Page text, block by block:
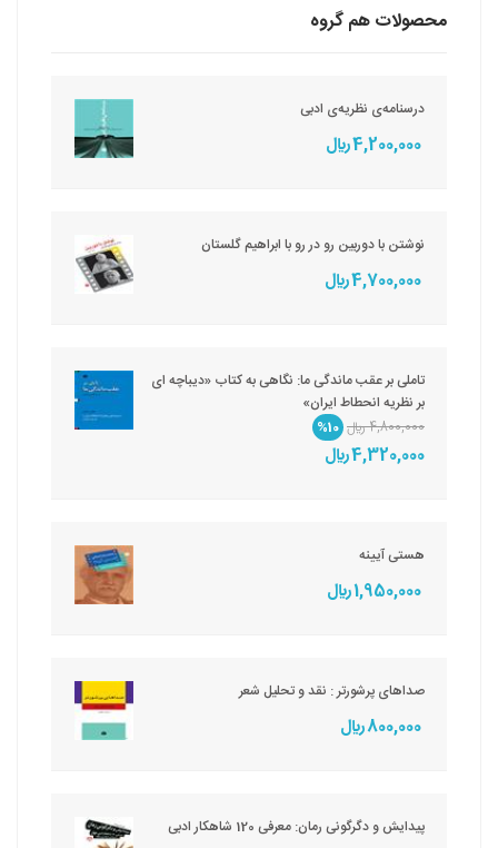
محصولات هم گروه
درسنامه‌ی نظریه‌ی ادبی
4,200,000 ريال
نوشتن با دوربین رو در رو با ابراهیم گلستان
4,700,000 ريال
تاملی بر عقب ماندگی ما: نگاهی به کتاب «دیباچه ای
بر نظریه انحطاط ایران»
4,800,000 ريال
%10
4,320,000 ريال
هستی آیینه
1,950,000 ريال
صداهای پرشورتر : نقد و تحلیل شعر
800,000 ريال
پیدایش و دگرگونی رمان: معرفی 120 شاهکار ادبی